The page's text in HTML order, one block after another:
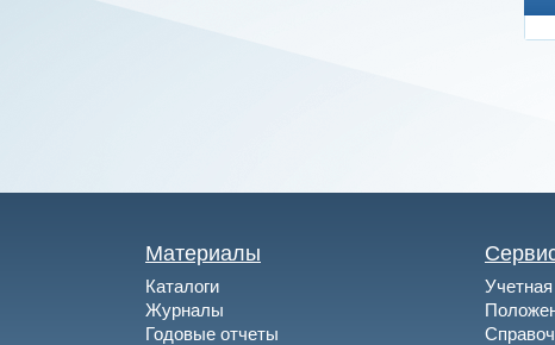
Материалы
Каталоги
Журналы
Годовые отчеты